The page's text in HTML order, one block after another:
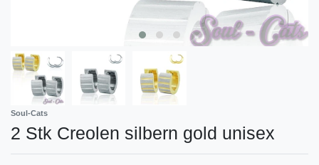
Soul-Cats
2 Stk Creolen silbern gold unisex